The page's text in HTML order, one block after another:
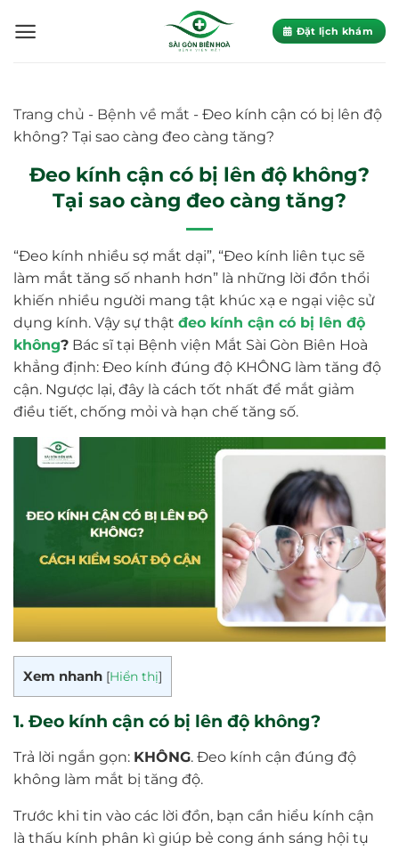
Đặt lịch khám
Trang chủ - Bệnh về mắt - Đeo kính cận có bị lên độ
không? Tại sao càng đeo càng tăng?
Đeo kính cận có bị lên độ không?
Tại sao càng đeo càng tăng?
“Đeo kính nhiều sợ mắt dại”, “Đeo kính liên tục sẽ
làm mắt tăng số nhanh hơn” là những lời đồn thổi
khiến nhiều người mang tật khúc xạ e ngại việc sử
dụng kính. Vậy sự thật đeo kính cận có bị lên độ
không? Bác sĩ tại Bệnh viện Mắt Sài Gòn Biên Hoà
khẳng định: Đeo kính đúng độ KHÔNG làm tăng độ
cận. Ngược lại, đây là cách tốt nhất để mắt giảm
điều tiết, chống mỏi và hạn chế tăng số.
Xem nhanh [Hiển thị]
1. Đeo kính cận có bị lên độ không?
Trả lời ngắn gọn: KHÔNG. Đeo kính cận đúng độ
không làm mắt bị tăng độ.
Trước khi tin vào các lời đồn, bạn cần hiểu kính cận
là thấu kính phân kì giúp bẻ cong ánh sáng hội tụ